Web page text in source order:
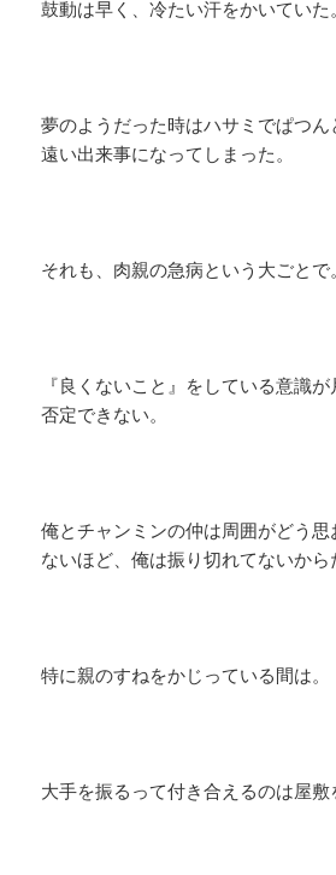
鼓動は早く、冷たい汗をかいていた。
夢のようだった時はハサミでぱつ
遠い出来事になってしまった。
それも、肉親の急病という大ごとで。
『良くないこと』をしている意識
否定できない。
俺とチャンミンの仲は周囲がどう思
ないほど、俺は振り切れてないから
特に親のすねをかじっている間は。
大手を振るって付き合えるのは屋敷